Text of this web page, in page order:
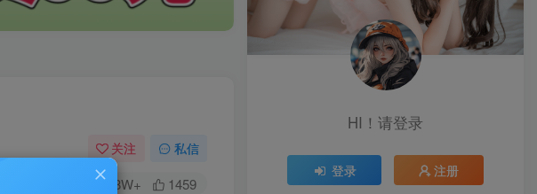
关注 私信
1.8W+ 1459
HI！请登录
登录 注册
HI！请登录
登录 注册